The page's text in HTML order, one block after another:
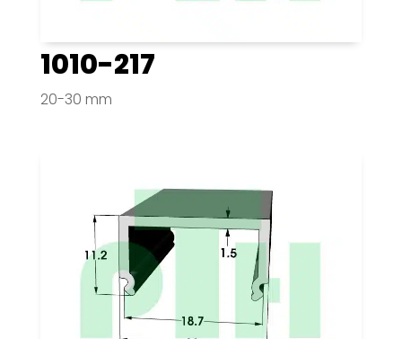
1010-217
20-30 mm